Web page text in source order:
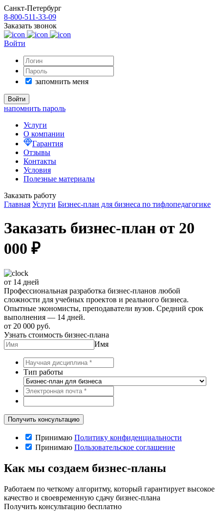
Санкт-Петербург
8-800-511-33-09
Заказать звонок
Войти
запомнить меня
напомнить пароль
Услуги
О компании
Гарантия
Отзывы
Контакты
Условия
Полезные материалы
Заказать работу
Главная Услуги Бизнес-план для бизнеса по тифлопедагогике
Заказать бизнес-план от 20
000 ₽
от 14 дней
Профессиональная разработка бизнес-планов любой
сложности для учебных проектов и реального бизнеса.
Опытные экономисты, преподаватели вузов. Средний срок
выполнения — 14 дней.
от 20 000 руб.
Узнать стоимость бизнес-плана
Имя
Тип работы
Принимаю Политику конфиденциальности
Принимаю Пользовательское соглашение
Как мы создаем бизнес-планы
Работаем по четкому алгоритму, который гарантирует высокое
качество и своевременную сдачу бизнес-плана
Получить консультацию бесплатно